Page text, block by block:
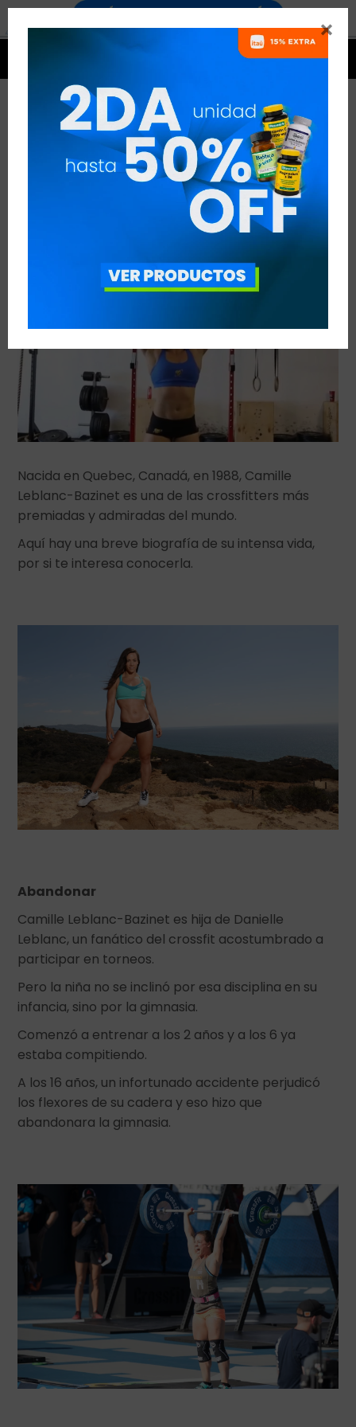

CAMILLE LEBLANC-BAZINET, CROSSFITTER
VER TODAS LAS ENTRADAS
Noticias
Nacida en Quebec, Canadá, en 1988, Camille
Leblanc-Bazinet es una de las crossfitters más
premiadas y admiradas del mundo.
Aquí hay una breve biografía de su intensa vida,
por si te interesa conocerla.
Abandonar
Camille Leblanc-Bazinet es hija de Danielle
Leblanc, un fanático del crossfit acostumbrado a
participar en torneos.
Pero la niña no se inclinó por esa disciplina en su
infancia, sino por la gimnasia.
Comenzó a entrenar a los 2 años y a los 6 ya
estaba compitiendo.
A los 16 años, un infortunado accidente perjudicó
los flexores de su cadera y eso hizo que
abandonara la gimnasia.